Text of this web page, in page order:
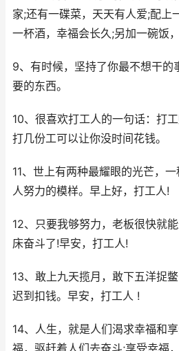
家;还有一碟菜，天天有人爱;配上
一杯酒，幸福会长久;另加一碗饭
9、有时候，坚持了你最不想干的
要的东西。
10、很喜欢打工人的一句话：打
打几份工可以让你没时间花钱。
11、世上有两种最耀眼的光芒，
人努力的模样。早上好，打工人!
12、只要我够努力，老板很快就
床奋斗了!早安，打工人!
13、敢上九天揽月，敢下五洋捉
迟到扣钱。早安，打工人 !
14、人生，就是人们渴求幸福和